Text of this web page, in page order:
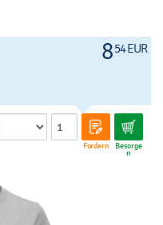
854 EUR
Fordern Besorge
n